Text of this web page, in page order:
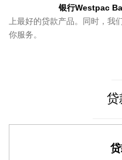
银行Westpac
上最好的贷款产品。同时，我
你服务。
贷